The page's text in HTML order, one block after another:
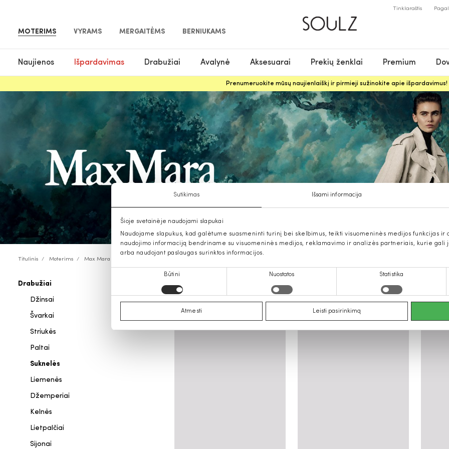
Sutikimas Išsami informacija
Šioje svetainėje naudojami slapukai
Naudojame slapukus, kad galėtume suasmeninti turinį bei skelbimus, teikti visuomeninės medijos funkcijas ir
naudojimo informaciją bendriname su visuomeninės medijos, reklamavimo ir analizės partneriais, kurie gali
arba naudojant paslaugas surinktos informacijos.
Būtini Nuostatos Statistika
Atmesti Leisti pasirinkimą
MOTERIMS VYRAMS MERGAITĖMS BERNIUKAMS
Tinklaraštis
Naujienos Išpardavimas Drabužiai Avalynė Aksesuarai Prekių ženklai Premium
Prenumeruokite mūsų naujienlaiškį ir pirmieji sužinokite apie išpardavimus!
Titulinis Moterims Max Mara
Drabužiai
Džinsai
Švarkai
Striukės
Paltai
Suknelės
Liemenės
Džemperiai
Kelnės
Lietpalčiai
Sijonai
Max Mara suknelės moterims